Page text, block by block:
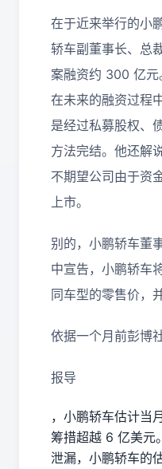
在于近来举行的小
轿车副董事长、总
案融资约 300 亿元
在未来的融资过程
是经过私募股权、
方法完结。他还解
不期望公司由于资
上市。
别的，小鹏轿车董
中宣告，小鹏轿车
同车型的零售价，
依据一个月前彭博
报导
，小鹏轿车估计当
筹措超越 6 亿美元
泄漏，小鹏轿车的